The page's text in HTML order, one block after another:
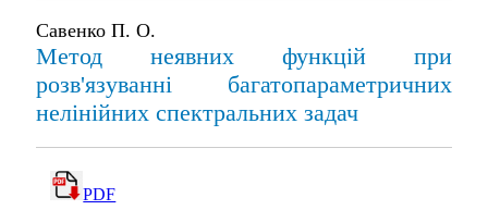
Савенко П. О.
Метод неявних функцій при
розв'язуванні багатопараметричних
нелінійних спектральних задач
PDF